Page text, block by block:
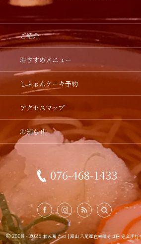
ご紹介
おすすめメニュー
しふぉんケーキ予約
アクセスマップ
お知らせ
076-468-1433
© 2008 - 2026和み蕎 たつ | 富山 八尾産在来種そば粉 完全手打